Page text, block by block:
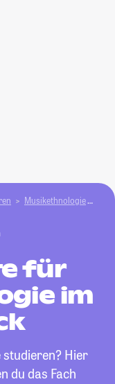
Musikethnologie
für
im
Hier
du das Fach